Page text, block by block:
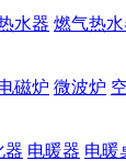
水器 燃气热水
磁炉 微波炉
器 电暖器 电暖